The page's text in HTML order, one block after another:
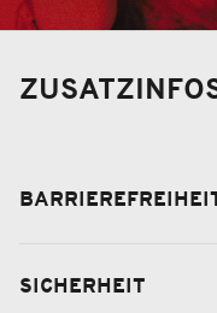
SICHERHEIT